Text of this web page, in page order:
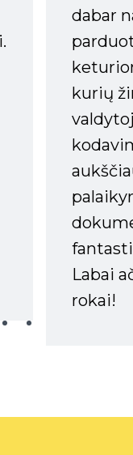
dabar
kurių
Labai
rokai!